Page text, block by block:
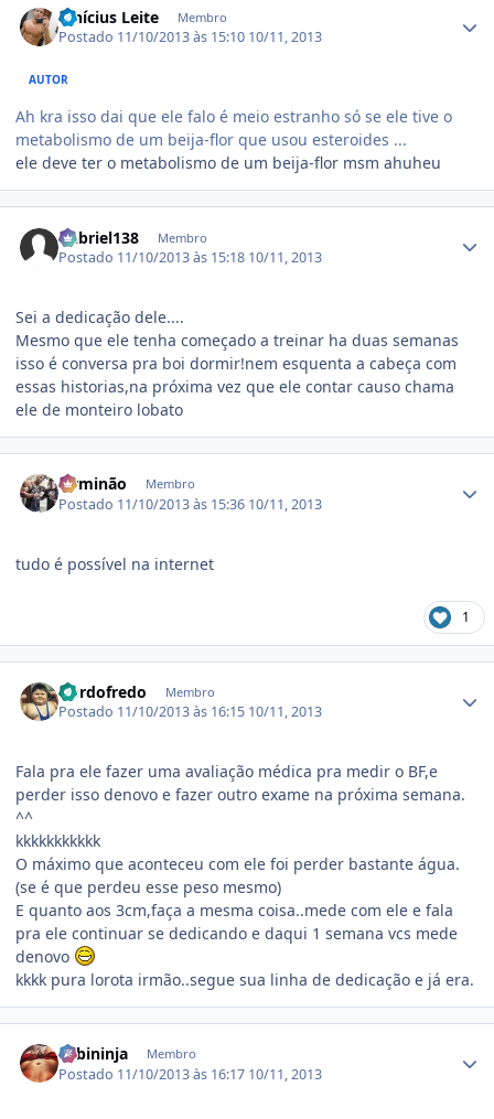
Vinícius Leite Membro
Postado 11/10/2013 às 15:10 10/11, 2013
AUTOR
Ah kra isso dai que ele falo é meio estranho só se ele tive o
metabolismo de um beija-flor que usou esteroides ...
ele deve ter o metabolismo de um beija-flor msm ahuheu
Gabriel138 Membro
Postado 11/10/2013 às 15:18 10/11, 2013
Sei a dedicação dele....
Mesmo que ele tenha começado a treinar ha duas semanas
isso é conversa pra boi dormir!nem esquenta a cabeça com
essas historias,na próxima vez que ele contar causo chama
ele de monteiro lobato
Firminão Membro
Postado 11/10/2013 às 15:36 10/11, 2013
tudo é possível na internet
1
Gordofredo Membro
Postado 11/10/2013 às 16:15 10/11, 2013
Fala pra ele fazer uma avaliação médica pra medir o BF,e
perder isso denovo e fazer outro exame na próxima semana.
^^
kkkkkkkkkkk
O máximo que aconteceu com ele foi perder bastante água.
(se é que perdeu esse peso mesmo)
E quanto aos 3cm,faça a mesma coisa..mede com ele e fala
pra ele continuar se dedicando e daqui 1 semana vcs mede
denovo
kkkk pura lorota irmão..segue sua linha de dedicação e já era.
Fabininja Membro
Postado 11/10/2013 às 16:17 10/11, 2013